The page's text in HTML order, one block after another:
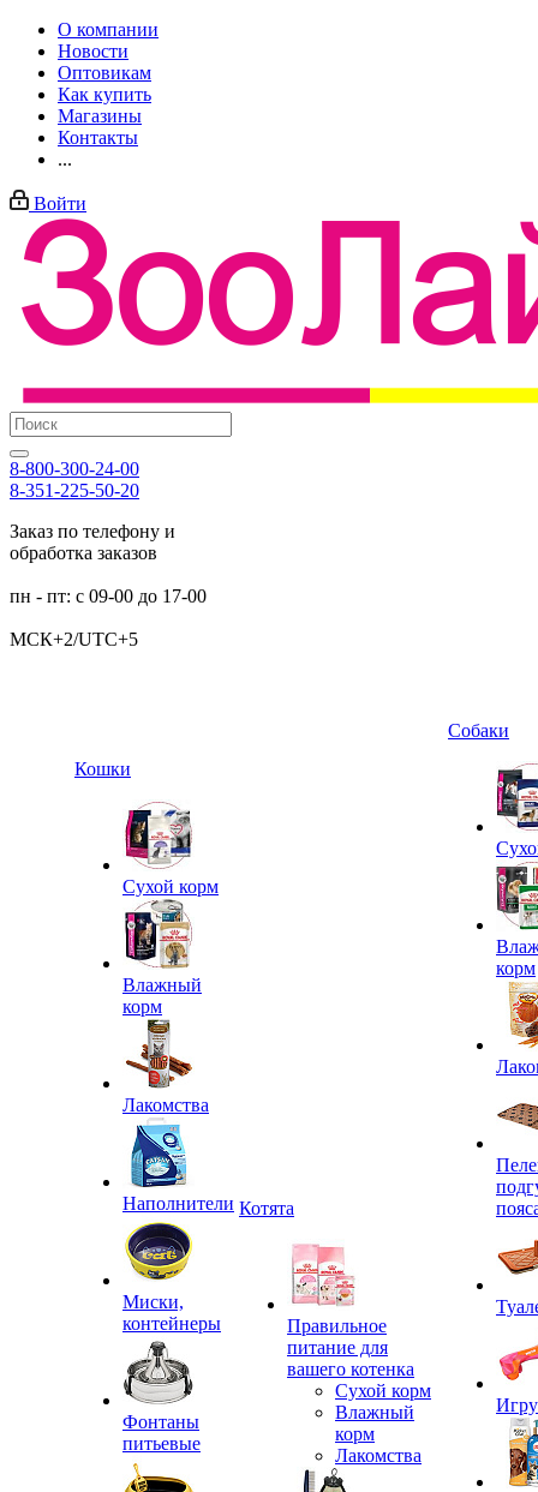
О компании
Новости
Оптовикам
Как купить
Магазины
Контакты
...
Войти
8-800-300-24-00
8-351-225-50-20
Заказ по телефону и
обработка заказов
пн - пт: с 09-00 до 17-00
МСК+2/UTC+5
Кошки
Сухой корм
Влажный
корм
Лакомства
Наполнители
Миски,
контейнеры
Фонтаны
питьевые
Котята
Правильное
питание для
вашего котенка
Сухой корм
Влажный
корм
Лакомства
Собаки
корм